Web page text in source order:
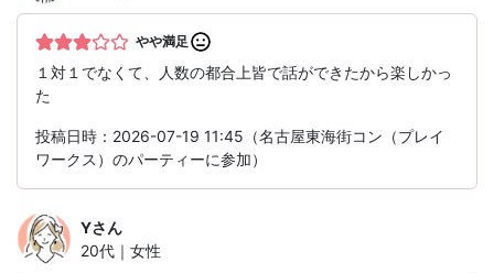
やや満足
１対１でなくて、人数の都合上皆で話ができたから楽しかっ
た
投稿日時：2026-07-19 11:45（名古屋東海街コン（プレイ
ワークス）のパーティーに参加）
Yさん
20代｜女性